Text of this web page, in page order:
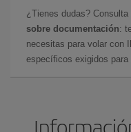
¿Tienes dudas? Consulta
sobre documentación:
necesitas para volar con
específicos exigidos